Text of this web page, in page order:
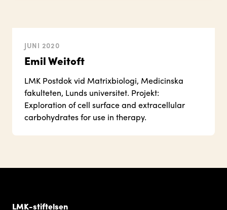
JUNI 2020
Emil Weitoft
LMK Postdok vid Matrixbiologi, Medicinska
fakulteten, Lunds universitet. Projekt:
Exploration of cell surface and extracellular
carbohydrates for use in therapy.
LMK-stiftelsen